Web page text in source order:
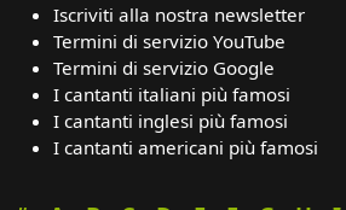
Iscriviti alla nostra newsletter
Termini di servizio YouTube
Termini di servizio Google
I cantanti italiani più famosi
I cantanti inglesi più famosi
I cantanti americani più famosi